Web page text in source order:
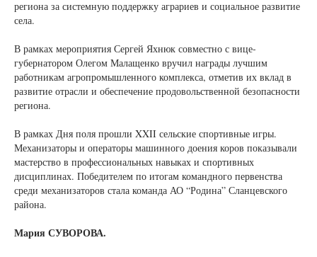
региона за системную поддержку аграриев и социальное развитие
села.
В рамках мероприятия Сергей Яхнюк совместно с вице-
губернатором Олегом Малащенко вручил награды лучшим
работникам агропромышленного комплекса, отметив их вклад в
развитие отрасли и обеспечение продовольственной безопасности
региона.
В рамках Дня поля прошли XXII сельские спортивные игры.
Механизаторы и операторы машинного доения коров показывали
мастерство в профессиональных навыках и спортивных
дисциплинах. Победителем по итогам командного первенства
среди механизаторов стала команда АО “Родина” Сланцевского
района.
Мария СУВОРОВА.